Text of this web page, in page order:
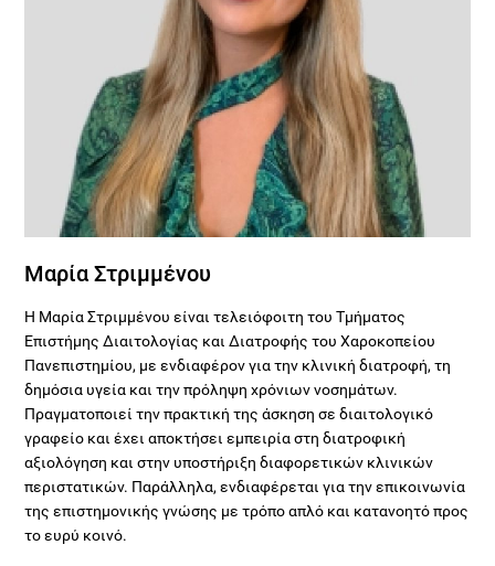
Μαρία Στριμμένου
Η Μαρία Στριμμένου είναι τελειόφοιτη του Τμήματος
Επιστήμης Διαιτολογίας και Διατροφής του Χαροκοπείου
Πανεπιστημίου, με ενδιαφέρον για την κλινική διατροφή, τη
δημόσια υγεία και την πρόληψη χρόνιων νοσημάτων.
Πραγματοποιεί την πρακτική της άσκηση σε διαιτολογικό
γραφείο και έχει αποκτήσει εμπειρία στη διατροφική
αξιολόγηση και στην υποστήριξη διαφορετικών κλινικών
περιστατικών. Παράλληλα, ενδιαφέρεται για την επικοινωνία
της επιστημονικής γνώσης με τρόπο απλό και κατανοητό προς
το ευρύ κοινό.